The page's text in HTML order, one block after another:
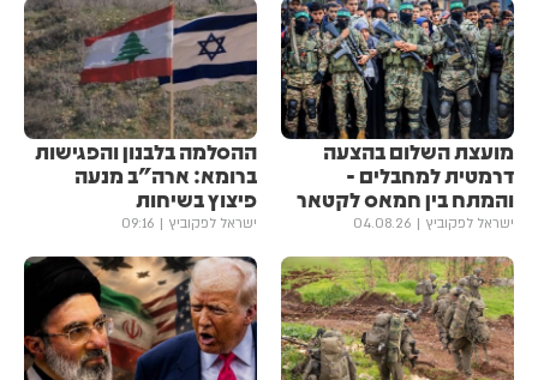
מועצת השלום בהצעה
דרמטית למחבלים -
והמתח בין חמאס לקטאר
ישראל לפקוביץ 04.08.26
ההסלמה בלבנון והפגישות
ברומא: ארה"ב מנעה
פיצוץ בשיחות
ישראל לפקוביץ 09:16